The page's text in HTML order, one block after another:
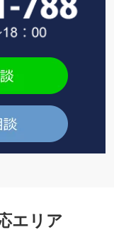
エリア